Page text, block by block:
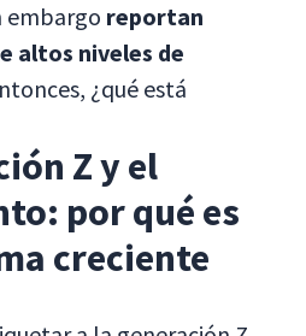
embargo reportan
altos niveles de
¿qué está
Z y el
por qué es
creciente